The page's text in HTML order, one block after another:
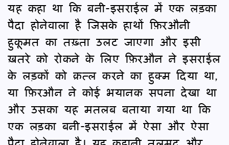
यह कहा था कि बनी-इसराईल में एक लड़का
पैदा होनेवाला है जिसके हाथों फ़िरऔनी
हुकूमत का तख़्ता उलट जाएगा और इसी
ख़तरे को रोकने के लिए फ़िरऔन ने इसराईल
के लड़कों को क़त्ल करने का हुक्म दिया था,
या फ़िरऔन ने कोई भयानक सपना देखा था
और उसका यह मतलब बताया गया था कि
एक लड़का बनी-इसराईल में ऐसा और ऐसा